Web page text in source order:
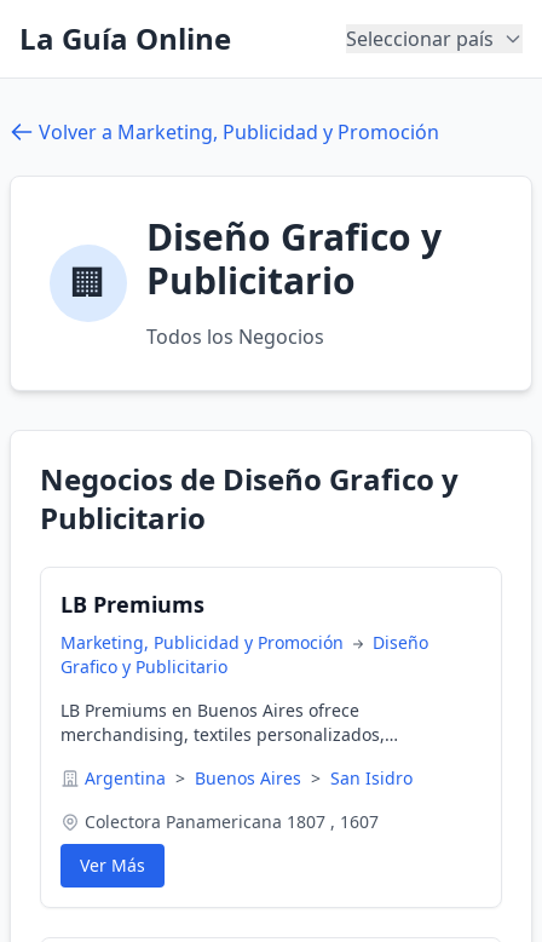
La Guía Online Seleccionar país
Volver a Marketing, Publicidad y Promoción
🏢
Diseño Grafico y
Publicitario
Todos los Negocios
Negocios de Diseño Grafico y
Publicitario
LB Premiums
Marketing, Publicidad y Promoción
Diseño
Grafico y Publicitario
LB Premiums en Buenos Aires ofrece
merchandising, textiles personalizados,
certificados por Disney.
Argentina > Buenos Aires > San Isidro
Colectora Panamericana 1807 , 1607
Ver Más